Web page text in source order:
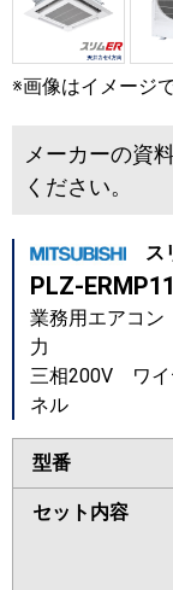
※画像はイメージで
メーカーの資
ください。
ス
PLZ-
業務用エアコ
力
三相200V ワイ
ネル
型番
セット内容